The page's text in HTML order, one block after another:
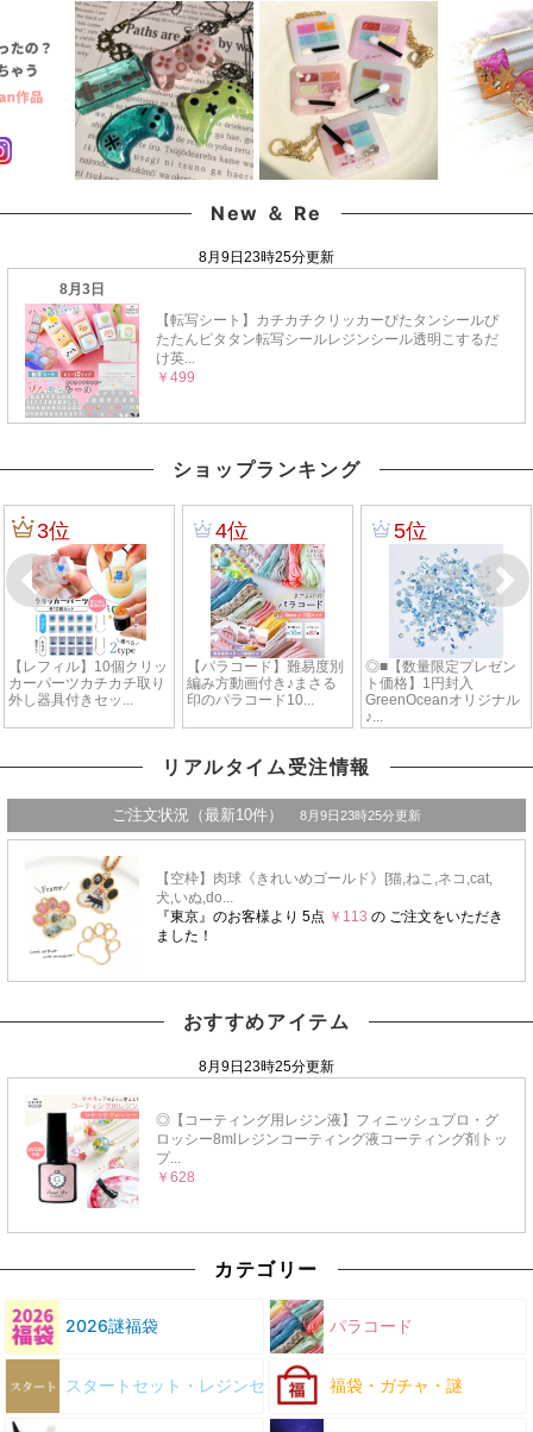
New ＆ Re
ショップランキング
リアルタイム受注情報
おすすめアイテム
カテゴリー
2026謎福袋 パラコード
スタートセット・レジンセット 福袋・ガチャ・謎